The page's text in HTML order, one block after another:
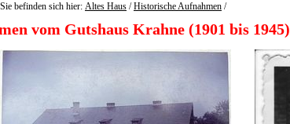
befinden sich hier: Altes Haus /Historische Aufnahmen /
vom Gutshaus Krahne (1901 bis 1945)